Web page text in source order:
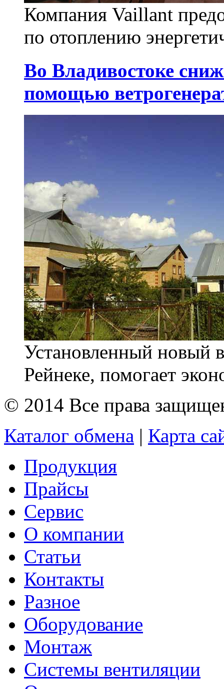
Компания Vaillant
по отоплению
Во Владивостоке
помощью
Установленный новый
Рейнеке, помогает
© 2014 Все права
Каталог обмена | Карта
Продукция
Прайсы
Сервис
О компании
Статьи
Контакты
Разное
Оборудование
Монтаж
Системы вентиляции